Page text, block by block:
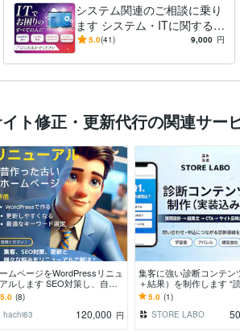
システム関連のご相談に乗り
ます システム・ITに関する相
談なんでも承ります
5.0(41) 9,000 円
ト修正・更新代行の関連サー
ムページをWordPressリニュ
ルします SEO対策し、自分
新して集客まで目指すホーム
ジに！
5.0 (8)
hachi63
120,000 円
集客に強い診断コンテン
＋結果）を制作します “
り“参加する”コンテンツ
合わせ率をアップ
5.0 (1)
STORE LABO